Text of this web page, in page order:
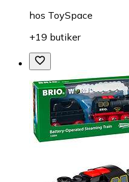
hos ToySpace
+19 butiker